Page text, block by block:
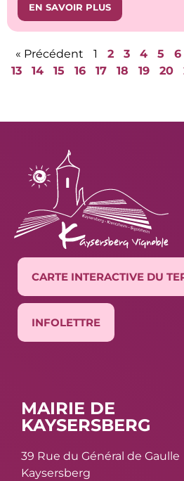
EN SAVOIR PLUS
« Précédent 1 2 3 4 5 6
13
14 15 16 17 18 19 20
CARTE INTERACTIVE DU
INFOLETTRE
MAIRIE DE
KAYSERSBERG
39 Rue du Général de Gaulle
Kaysersberg